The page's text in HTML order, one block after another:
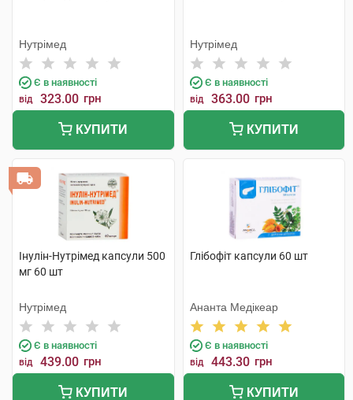
Нутрімед
Є в наявності
від 323.00 грн
КУПИТИ
Нутрімед
Є в наявності
від 363.00 грн
КУПИТИ
Інулін-Нутрімед капсули 500
мг 60 шт
Нутрімед
Є в наявності
від 439.00 грн
КУПИТИ
Глібофіт капсули 60 шт
Ананта Медікеар
Є в наявності
від 443.30 грн
КУПИТИ